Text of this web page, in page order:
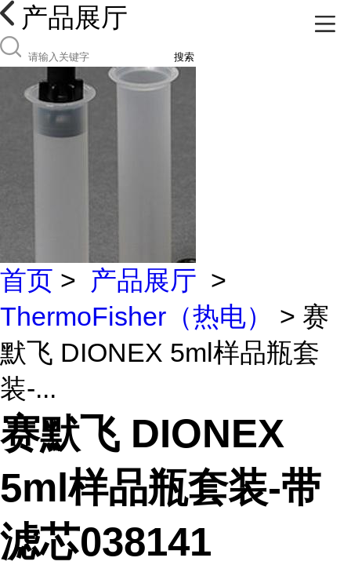
产品展厅
搜索
首页 > 产品展厅 >
ThermoFisher（热电）
> 赛
默飞 DIONEX 5ml样品瓶套
装-...
赛默飞 DIONEX
5ml样品瓶套装-带
滤芯038141